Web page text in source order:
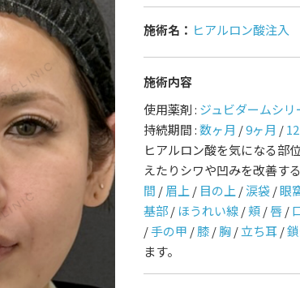
プライバシーポリシー
未成年の方へ
コラム
施術名： ヒアルロン酸注入
施術内容
使用薬剤 : ジュビダームシリ
持続期間 :数ヶ月 /9ヶ月 /
ヒアルロン酸を気になる部
えたりシワや凹みを改善す
間 /眉上 / 目の上 /涙袋/眼
基部/ ほうれい線/頬/唇/
/手の甲 /膝/胸/立ち耳/
ます。